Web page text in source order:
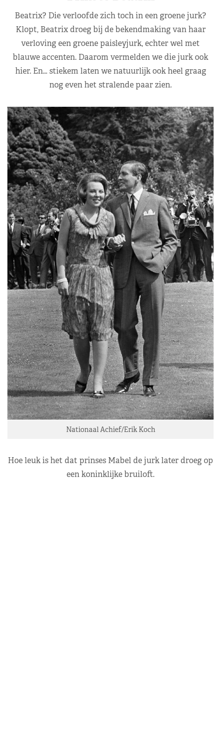
Beatrix? Die verloofde zich toch in een groene jurk?
Klopt, Beatrix droeg bij de bekendmaking van haar
verloving een groene paisleyjurk, echter wel met
blauwe accenten. Daarom vermelden we die jurk ook
hier. En… stiekem laten we natuurlijk ook heel graag
nog even het stralende paar zien.
Nationaal Achief/Erik Koch
Hoe leuk is het dat prinses Mabel de jurk later droeg op
een koninklijke bruiloft.